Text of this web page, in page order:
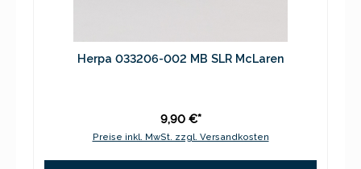
Herpa 033206-002 MB SLR McLaren
9,90 €*
Preise inkl. MwSt. zzgl. Versandkosten